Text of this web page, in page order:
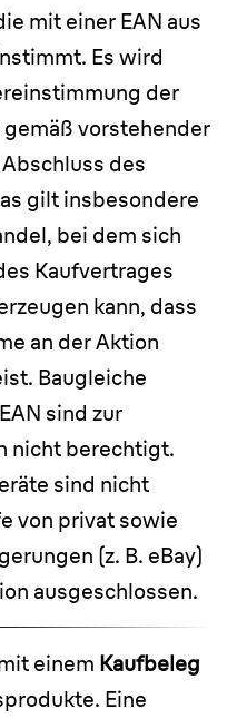
mit einer EAN aus
Es wird
der
gemäß vorstehender
des
gilt insbesondere
bei dem sich
Kaufvertrages
kann, dass
an der Aktion
Baugleiche
sind zur
nicht berechtigt.
sind nicht
von privat sowie
(z. B. eBay)
ausgeschlossen.
einem Kaufbeleg
Eine